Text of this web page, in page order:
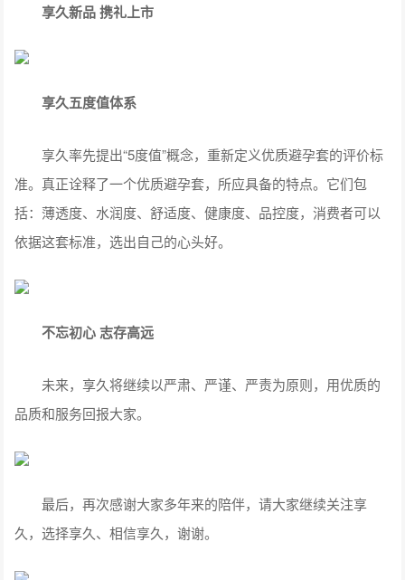
享久新品 携礼上市
享久五度值体系
享久率先提出“5度值”概念，重新定义优质避孕套的评价标
准。真正诠释了一个优质避孕套，所应具备的特点。它们包
括：薄透度、水润度、舒适度、健康度、品控度，消费者可以
依据这套标准，选出自己的心头好。
不忘初心 志存高远
未来，享久将继续以严肃、严谨、严责为原则，用优质的
品质和服务回报大家。
最后，再次感谢大家多年来的陪伴，请大家继续关注享
久，选择享久、相信享久，谢谢。